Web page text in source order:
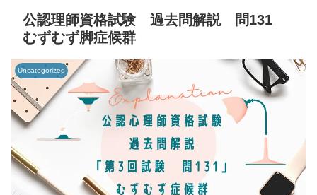
公認理師資格試験 過去問解説 問131
むずむず脚症候群
Uncategorized